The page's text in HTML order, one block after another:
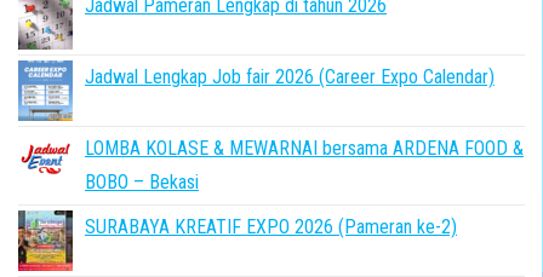
Jadwal Pameran Lengkap di tahun 2026
Jadwal Lengkap Job fair 2026 (Career Expo Calendar)
LOMBA KOLASE & MEWARNAI bersama ARDENA FOOD &
BOBO – Bekasi
SURABAYA KREATIF EXPO 2026 (Pameran ke-2)